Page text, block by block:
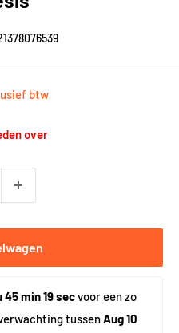
btw
over
45 min 19 sec voor een zo
tussen Aug 10